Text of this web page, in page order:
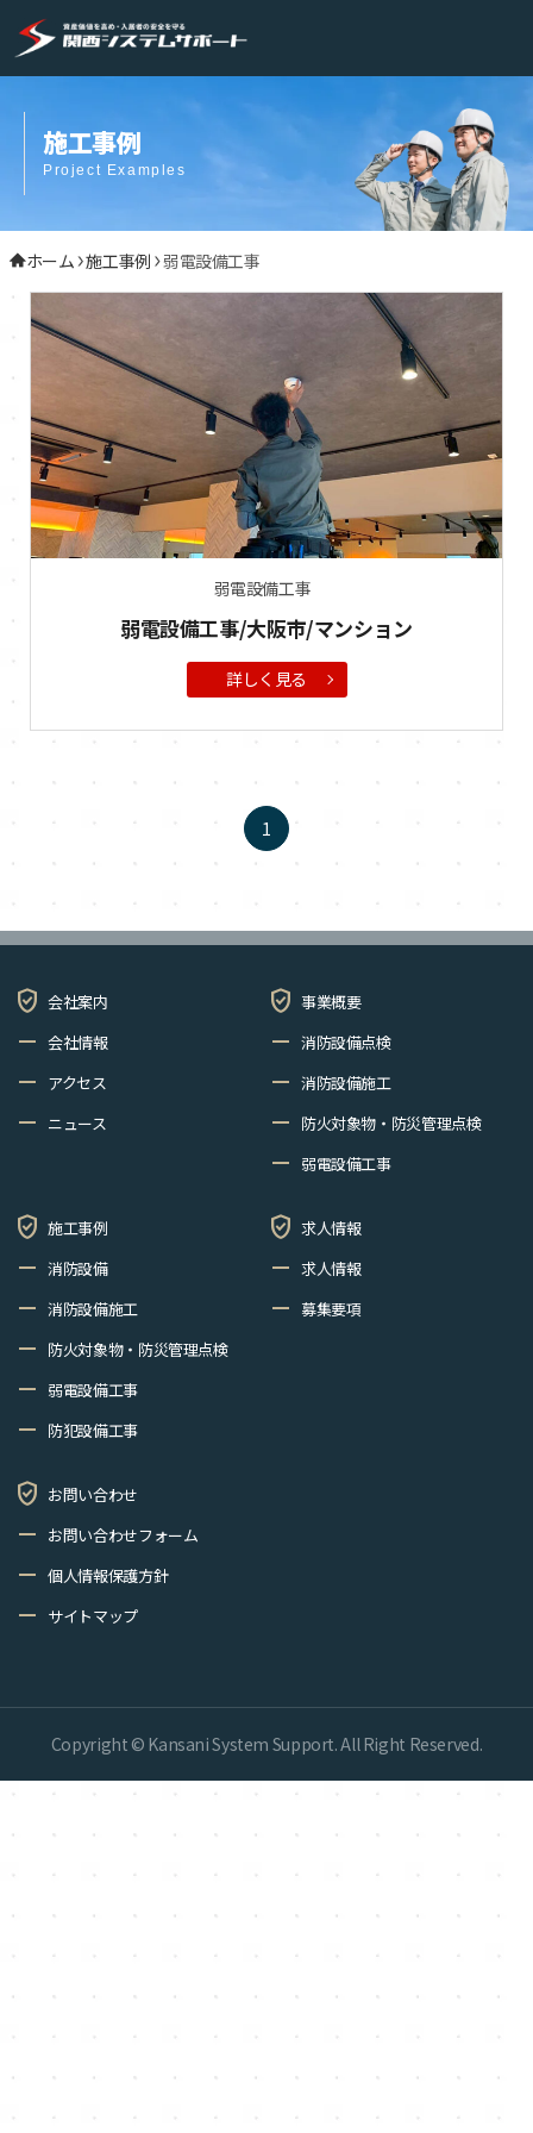
施工事例
Project Examples
ホーム 施工事例 弱電設備工事
弱電設備工事
弱電設備工事/大阪市/マンション
詳しく見る
1
verified_user 会社案内
remove 会社情報
remove アクセス
remove ニュース
verified_user 事業概要
remove 消防設備点検
remove 消防設備施工
remove 防火対象物・防災管理点検
remove 弱電設備工事
verified_user 施工事例
remove 消防設備
remove 消防設備施工
remove 防火対象物・防災管理点検
remove 弱電設備工事
remove 防犯設備工事
verified_user 求人情報
remove 求人情報
remove 募集要項
verified_user お問い合わせ
remove お問い合わせフォーム
remove 個人情報保護方針
remove サイトマップ
Copyright © Kansani System Support. All Right Reserved.